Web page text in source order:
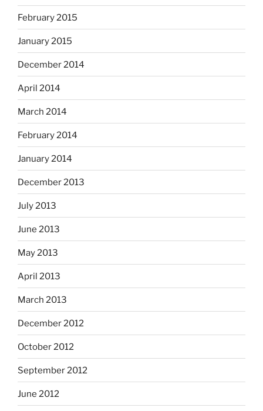
February 2015
January 2015
December 2014
April 2014
March 2014
February 2014
January 2014
December 2013
July 2013
June 2013
May 2013
April 2013
March 2013
December 2012
October 2012
September 2012
June 2012